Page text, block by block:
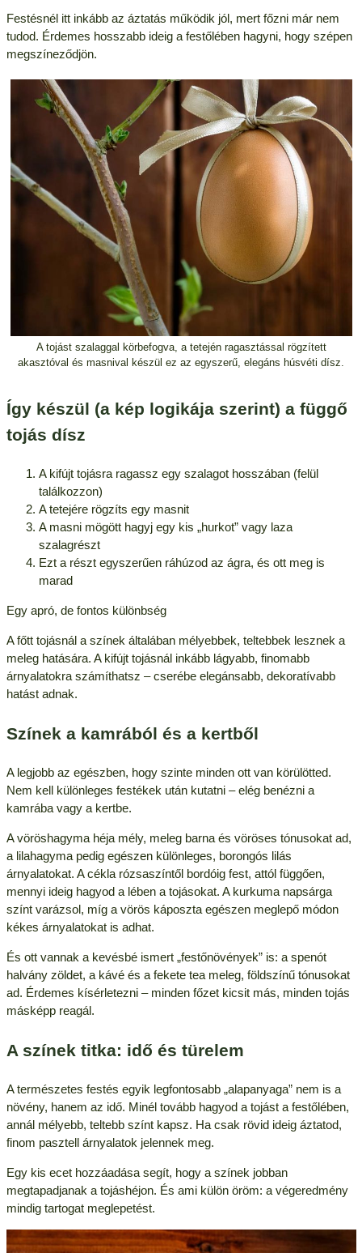
Festésnél itt inkább az áztatás működik jól, mert főzni már nem
tudod. Érdemes hosszabb ideig a festőlében hagyni, hogy szépen
megszíneződjön.
A tojást szalaggal körbefogva, a tetején ragasztással rögzített
akasztóval és masnival készül ez az egyszerű, elegáns húsvéti dísz.
Így készül (a kép logikája szerint) a függő
tojás dísz
A kifújt tojásra ragassz egy szalagot hosszában (felül
találkozzon)
A tetejére rögzíts egy masnit
A masni mögött hagyj egy kis „hurkot” vagy laza
szalagrészt
Ezt a részt egyszerűen ráhúzod az ágra, és ott meg is
marad
Egy apró, de fontos különbség
A főtt tojásnál a színek általában mélyebbek, teltebbek lesznek a
meleg hatására. A kifújt tojásnál inkább lágyabb, finomabb
árnyalatokra számíthatsz – cserébe elegánsabb, dekoratívabb
hatást adnak.
Színek a kamrából és a kertből
A legjobb az egészben, hogy szinte minden ott van körülötted.
Nem kell különleges festékek után kutatni – elég benézni a
kamrába vagy a kertbe.
A vöröshagyma héja mély, meleg barna és vöröses tónusokat ad,
a lilahagyma pedig egészen különleges, borongós lilás
árnyalatokat. A cékla rózsaszíntől bordóig fest, attól függően,
mennyi ideig hagyod a lében a tojásokat. A kurkuma napsárga
színt varázsol, míg a vörös káposzta egészen meglepő módon
kékes árnyalatokat is adhat.
És ott vannak a kevésbé ismert „festőnövények” is: a spenót
halvány zöldet, a kávé és a fekete tea meleg, földszínű tónusokat
ad. Érdemes kísérletezni – minden főzet kicsit más, minden tojás
másképp reagál.
A színek titka: idő és türelem
A természetes festés egyik legfontosabb „alapanyaga” nem is a
növény, hanem az idő. Minél tovább hagyod a tojást a festőlében,
annál mélyebb, teltebb színt kapsz. Ha csak rövid ideig áztatod,
finom pasztell árnyalatok jelennek meg.
Egy kis ecet hozzáadása segít, hogy a színek jobban
megtapadjanak a tojáshéjon. És ami külön öröm: a végeredmény
mindig tartogat meglepetést.